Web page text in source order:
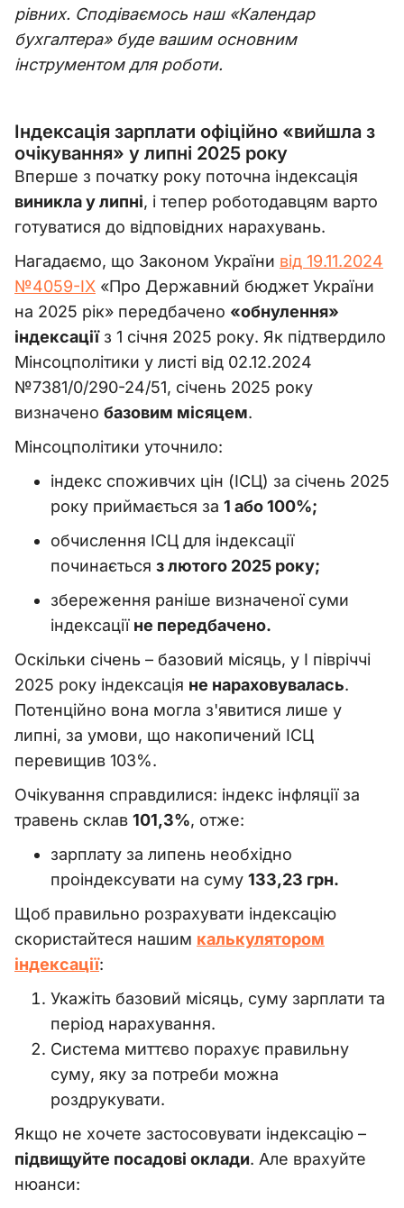
рівних. Сподіваємось наш «Календар
бухгалтера» буде вашим основним
інструментом для роботи.
Індексація зарплати офіційно «вийшла з
очікування» у липні 2025 року
Вперше з початку року поточна індексація
виникла у липні, і тепер роботодавцям варто
готуватися до відповідних нарахувань.
Нагадаємо, що Законом України від 19.11.2024
№4059-IX «Про Державний бюджет України
на 2025 рік» передбачено «обнулення»
індексаціїз 1 січня 2025 року. Як підтвердило
Мінсоцполітики у листі від 02.12.2024
№7381/0/290-24/51, січень 2025 року
визначено базовим місяцем.
Мінсоцполітики уточнило:
індекс споживчих цін (ІСЦ) за січень 2025
року приймається за 1 або 100%;
обчислення ІСЦ для індексації
починається з лютого 2025 року;
збереження раніше визначеної суми
індексації не передбачено.
Оскільки січень – базовий місяць, у І півріччі
2025 року індексація не нараховувалась.
Потенційно вона могла з'явитися лише у
липні, за умови, що накопичений ІСЦ
перевищив 103%.
Очікування справдилися: індекс інфляції за
травень склав 101,3%, отже:
зарплату за липень необхідно
проіндексувати на суму 133,23 грн.
Щоб правильно розрахувати індексацію
скористайтеся нашим калькулятором
індексації:
Укажіть базовий місяць, суму зарплати та
період нарахування.
Система миттєво порахує правильну
суму, яку за потреби можна
роздрукувати.
Якщо не хочете застосовувати індексацію –
підвищуйте посадові оклади. Але врахуйте
нюанси: